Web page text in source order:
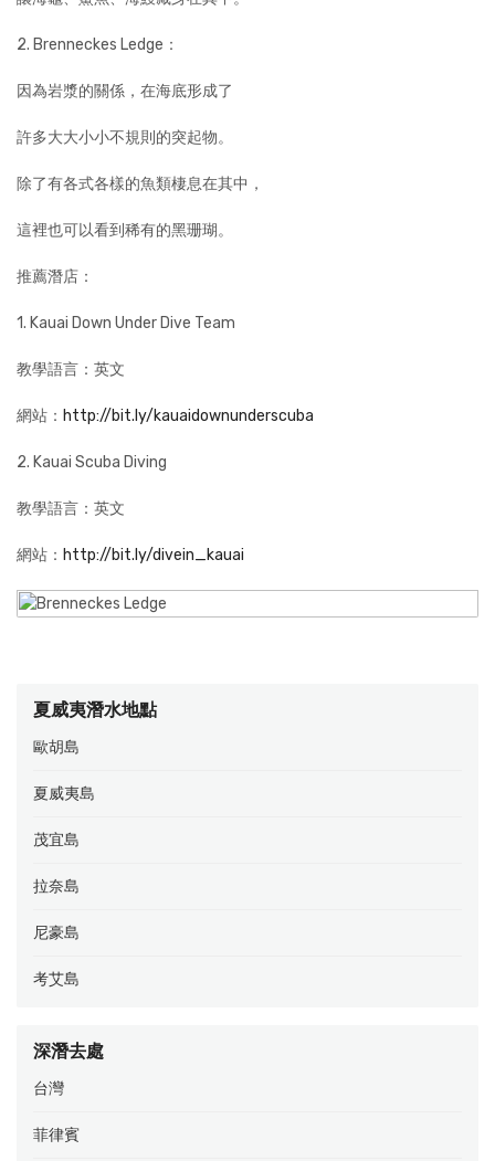
2. Brenneckes Ledge：
因為岩漿的關係，在海底形成了
許多大大小小不規則的突起物。
除了有各式各樣的魚類棲息在其中，
這裡也可以看到稀有的黑珊瑚。
推薦潛店：
1. Kauai Down Under Dive Team
教學語言：英文
網站： http://bit.ly/kauaidownunderscuba
2. Kauai Scuba Diving
教學語言：英文
網站： http://bit.ly/divein_kauai
夏威夷潛水地點
歐胡島
夏威夷島
茂宜島
拉奈島
尼豪島
考艾島
深潛去處
台灣
菲律賓